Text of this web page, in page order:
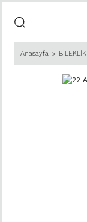
Anasayfa BİLEKLİK